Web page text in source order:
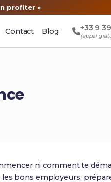
profiter »
Contact Blog +33 9
(appel
ni comment te
bons employeurs,